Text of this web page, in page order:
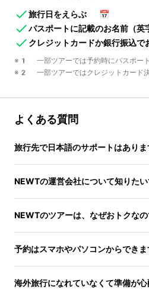
旅行日をえらぶ
📅
パスポートに記載のお名前（英
クレジットカードか銀行振込で
※1 一部ツアーでは予約時にパスポート
※2 一部ツアーではクレジットカード決
よくある質問
旅行先で日本語のサポートはありま
NEWTの運営会社について知りた
NEWTのツアーは、なぜおトクなの
予約はスマホやパソコンからできま
海外旅行になれていなくて準備が